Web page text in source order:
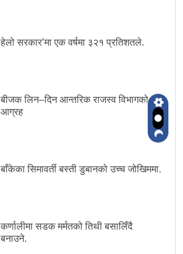
हेलो सरकार’मा एक वर्षमा ३२१ प्रतिशतले.
बीजक लिन–दिन आन्तरिक राजस्व विभागको
आग्रह
बाँकेका सिमावर्ती बस्ती डुबानको उच्च जोखिममा.
कर्णालीमा सडक मर्मतको तिथी बसालिँदै
बनाउने.